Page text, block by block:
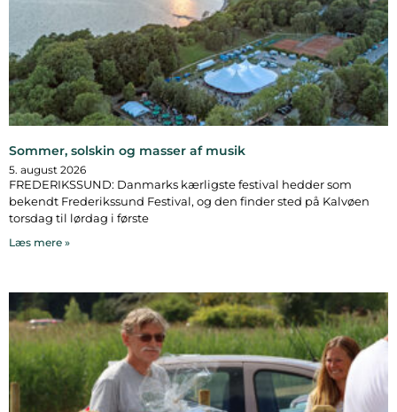
Sommer, solskin og masser af musik
5. august 2026
FREDERIKSSUND: Danmarks kærligste festival hedder som
bekendt Frederikssund Festival, og den finder sted på Kalvøen
torsdag til lørdag i første
Læs mere »